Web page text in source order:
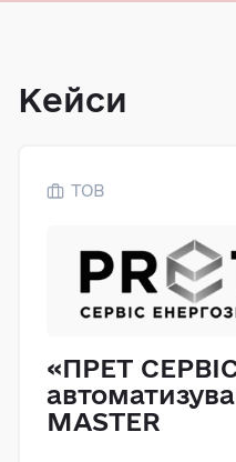
Кейси
ТОВ
«ПРЕТ
MASTER